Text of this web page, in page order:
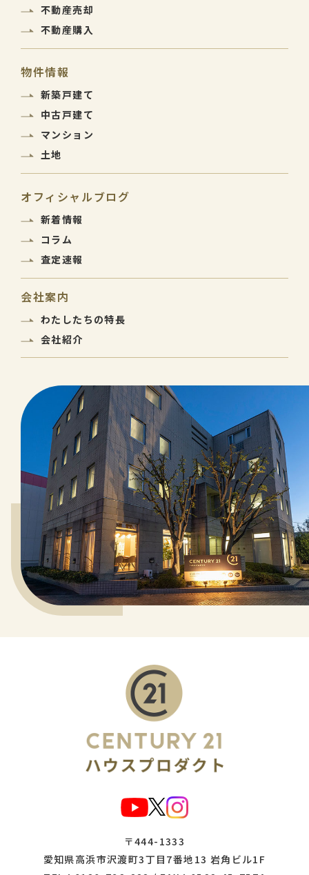
不動産売却
不動産購入
物件情報
新築戸建て
中古戸建て
マンション
土地
オフィシャルブログ
新着情報
コラム
査定速報
会社案内
わたしたちの特長
会社紹介
〒444-1333
愛知県高浜市沢渡町3丁目7番地13 岩角ビル1F